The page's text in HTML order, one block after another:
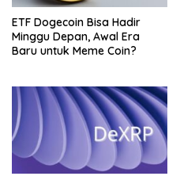
ETF Dogecoin Bisa Hadir
Minggu Depan, Awal Era
Baru untuk Meme Coin?